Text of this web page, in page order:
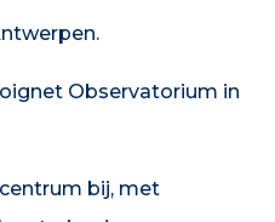
Observatorium in
bij, met